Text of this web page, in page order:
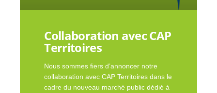
Collaboration avec CAP
Territoires
Nous sommes fiers d’annoncer notre
collaboration avec CAP Territoires dans le
cadre du nouveau marché public dédié à